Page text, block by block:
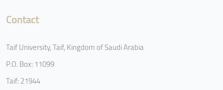
Contact
Taif University, Taif, Kingdom of Saudi Arabia
P.O. Box: 11099
Taif: 21944